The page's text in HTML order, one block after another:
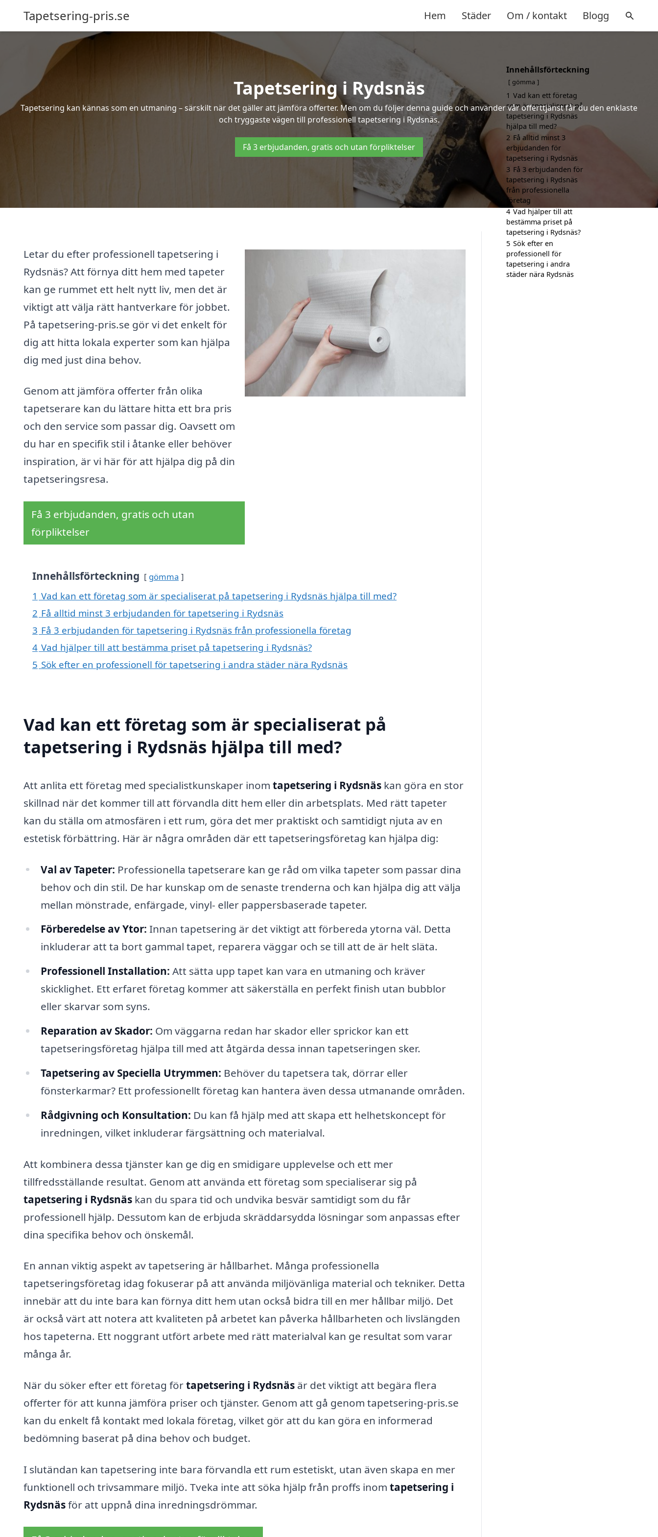
Tapetsering-pris.se Hem Städer Om / kontakt Blogg
Tapetsering i Rydsnäs
Tapetsering kan kännas som en utmaning – särskilt när det gäller att jämföra offerter. Men om du följer denna guide och använder vår offerttjänst får du den enklaste
och tryggaste vägen till professionell tapetsering i Rydsnäs.
Få 3 erbjudanden, gratis och utan förpliktelser
Letar du efter professionell tapetsering i
Rydsnäs? Att förnya ditt hem med tapeter
kan ge rummet ett helt nytt liv, men det är
viktigt att välja rätt hantverkare för jobbet.
På tapetsering-pris.se gör vi det enkelt för
dig att hitta lokala experter som kan hjälpa
dig med just dina behov.
Genom att jämföra offerter från olika
tapetserare kan du lättare hitta ett bra pris
och den service som passar dig. Oavsett om
du har en specifik stil i åtanke eller behöver
inspiration, är vi här för att hjälpa dig på din
tapetseringsresa.
Få 3 erbjudanden, gratis och utan
förpliktelser
Innehållsförteckning gömma
1 Vad kan ett företag som är specialiserat på tapetsering i Rydsnäs hjälpa till med?
2 Få alltid minst 3 erbjudanden för tapetsering i Rydsnäs
3 Få 3 erbjudanden för tapetsering i Rydsnäs från professionella företag
4 Vad hjälper till att bestämma priset på tapetsering i Rydsnäs?
5 Sök efter en professionell för tapetsering i andra städer nära Rydsnäs
Vad kan ett företag som är specialiserat på
tapetsering i Rydsnäs hjälpa till med?
Att anlita ett företag med specialistkunskaper inom tapetsering i Rydsnäs kan göra en stor
skillnad när det kommer till att förvandla ditt hem eller din arbetsplats. Med rätt tapeter
kan du ställa om atmosfären i ett rum, göra det mer praktiskt och samtidigt njuta av en
estetisk förbättring. Här är några områden där ett tapetseringsföretag kan hjälpa dig:
Val av Tapeter: Professionella tapetserare kan ge råd om vilka tapeter som passar dina
behov och din stil. De har kunskap om de senaste trenderna och kan hjälpa dig att välja
mellan mönstrade, enfärgade, vinyl- eller pappersbaserade tapeter.
Förberedelse av Ytor: Innan tapetsering är det viktigt att förbereda ytorna väl. Detta
inkluderar att ta bort gammal tapet, reparera väggar och se till att de är helt släta.
Professionell Installation: Att sätta upp tapet kan vara en utmaning och kräver
skicklighet. Ett erfaret företag kommer att säkerställa en perfekt finish utan bubblor
eller skarvar som syns.
Reparation av Skador: Om väggarna redan har skador eller sprickor kan ett
tapetseringsföretag hjälpa till med att åtgärda dessa innan tapetseringen sker.
Tapetsering av Speciella Utrymmen: Behöver du tapetsera tak, dörrar eller
fönsterkarmar? Ett professionellt företag kan hantera även dessa utmanande områden.
Rådgivning och Konsultation: Du kan få hjälp med att skapa ett helhetskoncept för
inredningen, vilket inkluderar färgsättning och materialval.
Att kombinera dessa tjänster kan ge dig en smidigare upplevelse och ett mer
tillfredsställande resultat. Genom att använda ett företag som specialiserar sig på
tapetsering i Rydsnäs kan du spara tid och undvika besvär samtidigt som du får
professionell hjälp. Dessutom kan de erbjuda skräddarsydda lösningar som anpassas efter
dina specifika behov och önskemål.
En annan viktig aspekt av tapetsering är hållbarhet. Många professionella
tapetseringsföretag idag fokuserar på att använda miljövänliga material och tekniker. Detta
innebär att du inte bara kan förnya ditt hem utan också bidra till en mer hållbar miljö. Det
är också värt att notera att kvaliteten på arbetet kan påverka hållbarheten och livslängden
hos tapeterna. Ett noggrant utfört arbete med rätt materialval kan ge resultat som varar
många år.
När du söker efter ett företag förtapetsering i Rydsnäs är det viktigt att begära flera
offerter för att kunna jämföra priser och tjänster. Genom att gå genom tapetsering-pris.se
kan du enkelt få kontakt med lokala företag, vilket gör att du kan göra en informerad
bedömning baserat på dina behov och budget.
I slutändan kan tapetsering inte bara förvandla ett rum estetiskt, utan även skapa en mer
funktionell och trivsammare miljö. Tveka inte att söka hjälp från proffs inom tapetsering i
Rydsnäsför att uppnå dina inredningsdrömmar.
Innehållsförteckning
gömma
1 Vad kan ett företag
som är specialiserat på
tapetsering i Rydsnäs
hjälpa till med?
2 Få alltid minst 3
erbjudanden för
tapetsering i Rydsnäs
3 Få 3 erbjudanden för
tapetsering i Rydsnäs
från professionella
företag
4 Vad hjälper till att
bestämma priset på
tapetsering i Rydsnäs?
5 Sök efter en
professionell för
tapetsering i andra
städer nära Rydsnäs